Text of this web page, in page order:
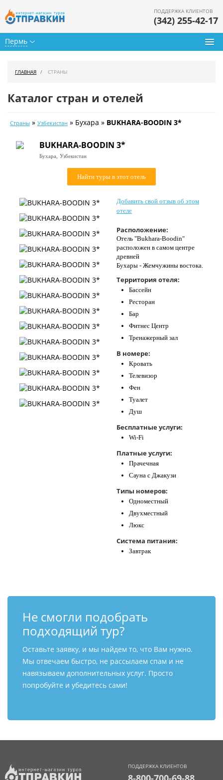
Пермь
ПОДДЕРЖКА КЛИЕНТОВ
(342) 255-42-17
Календарь туров
Цены дня
О нас
Контакты
ГЛАВНАЯ СТРАНЫ
Каталог стран и отелей
Страны » Узбекистан » Бухара » BUKHARA-BOODIN 3*
BUKHARA-BOODIN 3*
Бухара, Узбекистан
Найти туры в этот отель
Добавить свой отзыв об этом
отеле
Расположение:
Отель "Bukhara-Boodin"
расположен в самом центре
древней
Бухары - Жемчужины востока.
Территория отеля:
Бассейн
Ресторан
Бар
Фитнес Центр
Тренажерный зал
В номере:
Кровать
Телевизор
Фен
Туалет
Душ
Бесплатные услуги:
Wi-Fi
Платные услуги:
Прачечная
Сауна с Джакузи
Типы номеров:
Одноместный
Двухместный
Люкс
Система питания:
Завтрак
Не смогли подобрать
подходящий тур?
Оставьте заявку, и мы найдем то, что Вам нужно.
Мы отвечаем быстро, не рассылаем спам и не
навязываем дополнительных услуг. Просто
попробуйте и убедитесь сами!
ПОДДЕРЖКА КЛИЕНТОВ